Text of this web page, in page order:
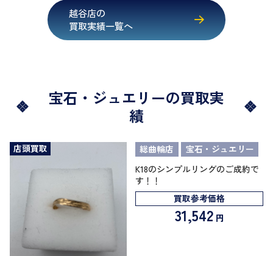
越谷店の
買取実績一覧へ
宝石・ジュエリーの買取実
績
店頭買取 総曲輪店
宝石・ジュエリー
K18のシンプルリングのご成約で
す！！
買取参考価格
31,542 円